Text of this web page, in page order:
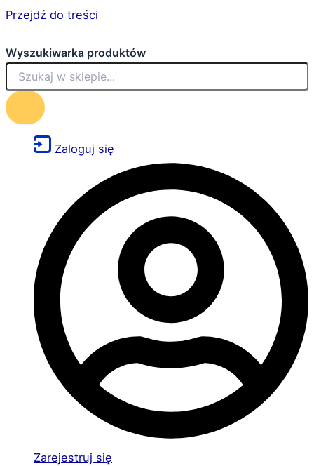
Przejdź do treści
Wyszukiwarka produktów
Zaloguj się
Zarejestruj się